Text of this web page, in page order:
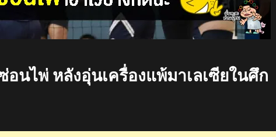
นไพ่ หลังอุ่นเครื่องแพ้มาเลเซียในศึก